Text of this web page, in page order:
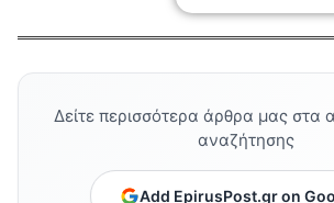
Δείτε περισσότερα άρθρα μας στα
αναζήτησης
Add EpirusPost.gr on